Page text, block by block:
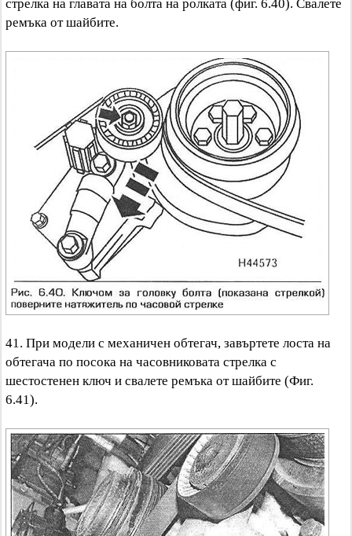
стрелка на главата на болта на ролката (фиг. 6.40). Свалете
ремъка от шайбите.
41. При модели с механичен обтегач, завъртете лоста на
обтегача по посока на часовниковата стрелка с
шестостенен ключ и свалете ремъка от шайбите (Фиг.
6.41).